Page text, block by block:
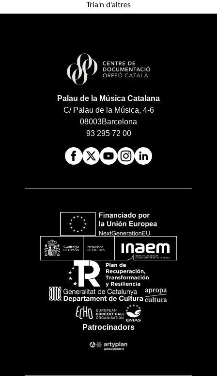
Tria'n d'altres
Palau de la Música Catalana
C/ Palau de la Música, 4-6
08003Barcelona
93 295 72 00
Patrocinadors